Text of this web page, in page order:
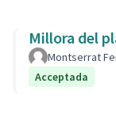
Millora del
Montserrat
Acceptada